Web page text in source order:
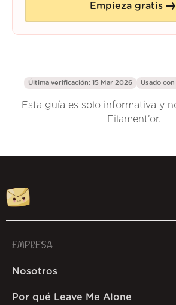
Empieza gratis
Última verificación: 15 Mar 2026 Usado
Esta guía es solo informativa y
Filament’or.
EMPRESA
Nosotros
Por qué Leave Me Alone